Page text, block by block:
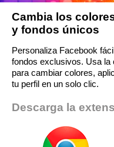
Cambia los
y fondos únicos
Personaliza Facebook
fondos exclusivos. Usa la
para cambiar colores,
tu perfil en un solo clic.
Descarga la